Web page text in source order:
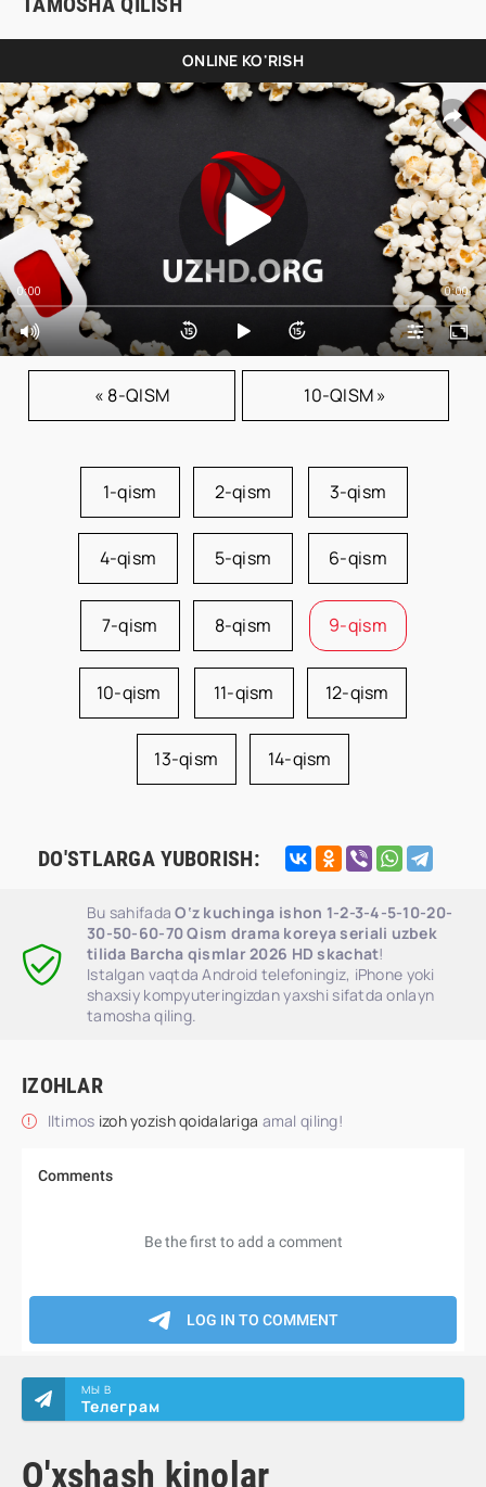
ONLINE KO'RISH
0:00 0:00
« 8-QISM 10-QISM »
1-qism 2-qism 3-qism
4-qism 5-qism 6-qism
7-qism 8-qism 9-qism
10-qism 11-qism 12-qism
13-qism 14-qism
DO'STLARGA YUBORISH:
Bu sahifadaO‘z kuchinga ishon 1-2-3-4-5-10-20-
30-50-60-70 Qism drama koreya seriali uzbek
tilida Barcha qismlar 2026 HD skachat!
Istalgan vaqtda Android telefoningiz, iPhone yoki
shaxsiy kompyuteringizdan yaxshi sifatda onlayn
tamosha qiling.
IZOHLAR
Iltimos izoh yozish qoidalariga amal qiling!
O'xshash kinolar
МЫ В
Телеграм